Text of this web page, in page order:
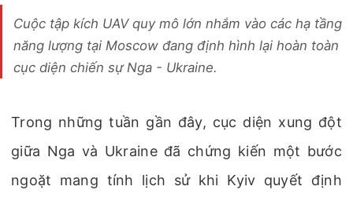
Cuộc tập kích UAV quy mô lớn nhắm vào các hạ tầng
năng lượng tại Moscow đang định hình lại hoàn toàn
cục diện chiến sự Nga - Ukraine.
Trong những tuần gần đây, cục diện xung đột
giữa Nga và Ukraine đã chứng kiến một bước
ngoặt mang tính lịch sử khi Kyiv quyết định